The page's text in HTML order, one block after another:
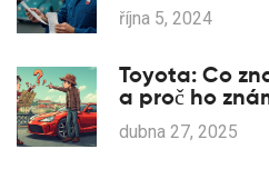
října 5, 2024
Toyota: Co
a proč ho
dubna 27, 2025